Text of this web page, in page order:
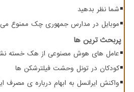
شما نظر بدهید
موبایل در مدارس جمهوری چک ممنوع
پربحث ترین ها
عامل های هوش مصنوعی از هک خسته
کودکان در تونل وحشت فیلترشکن ها
واکنش ایرانسل به ابهام درباره ی مصرف